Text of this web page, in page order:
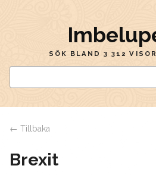
SÖK BLAND 3 312
← Tillbaka
Brexit